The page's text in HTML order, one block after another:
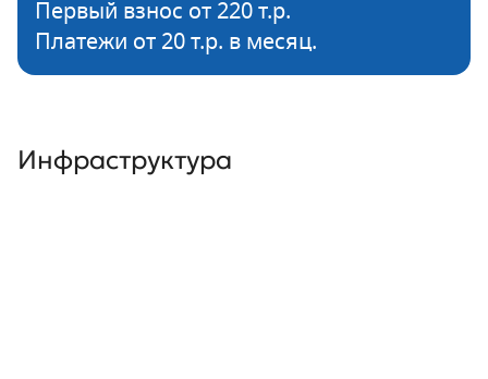
Первый взнос от 220 т.р.
Платежи от 20 т.р. в месяц.
Инфраструктура